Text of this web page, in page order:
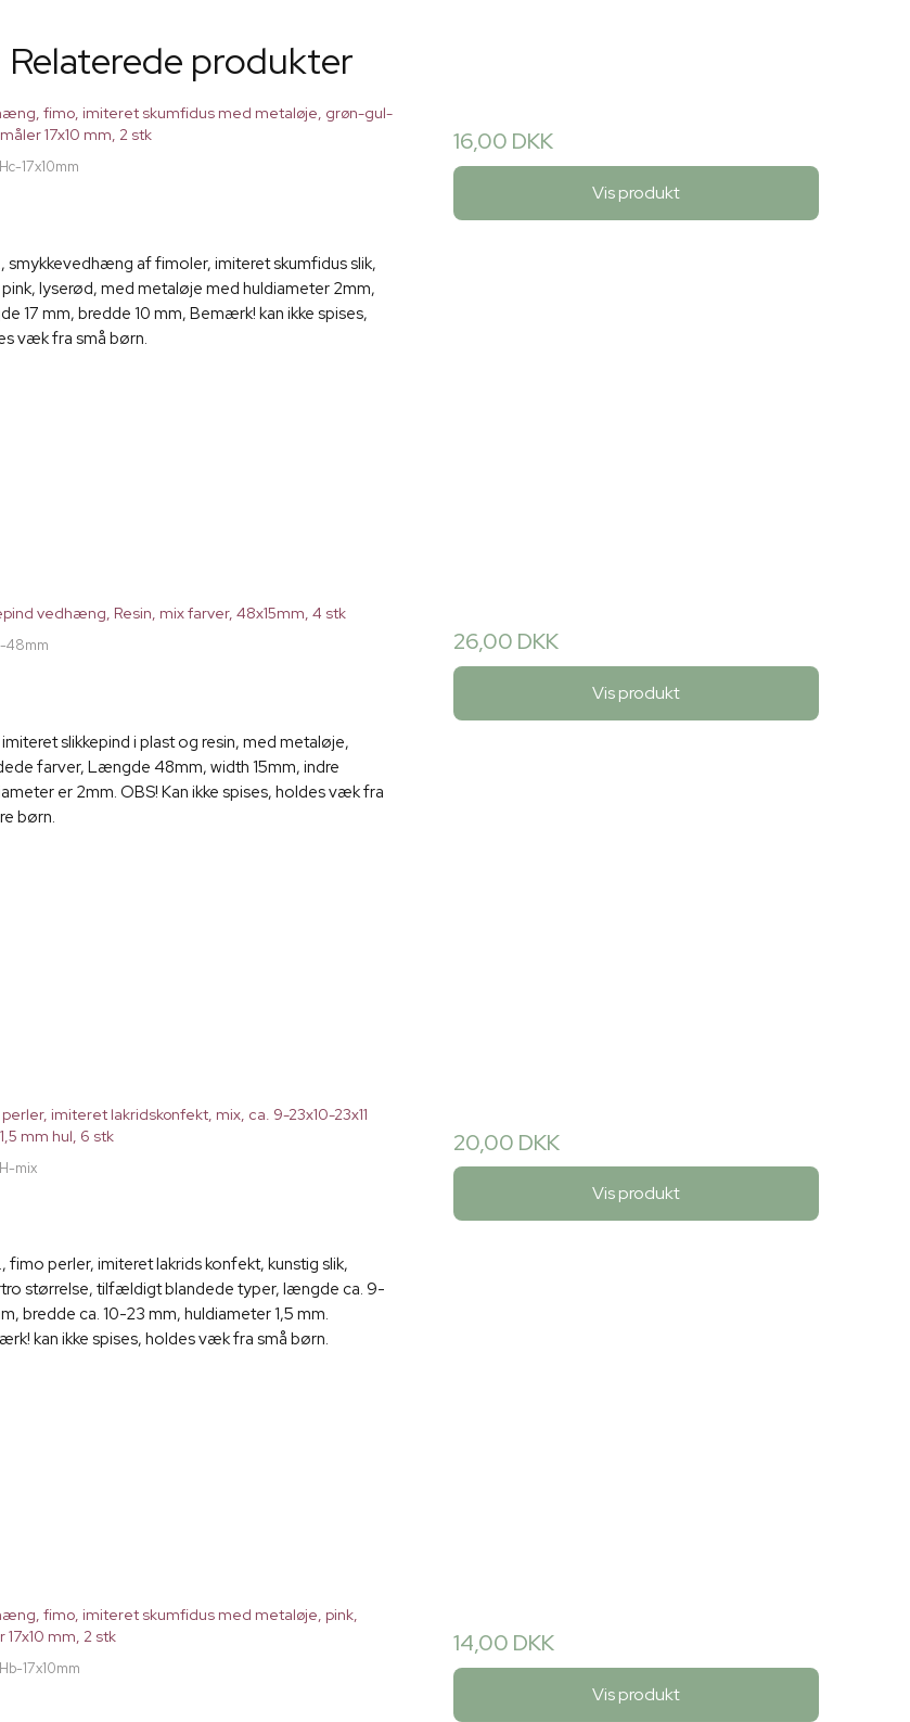
Relaterede produkter
fimo, imiteret skumfidus med metaløje, grøn-gul-
17x10 mm, 2 stk
17x10mm
smykkevedhæng af fimoler, imiteret skumfidus slik,
lyserød, med metaløje med huldiameter 2mm,
17 mm, bredde 10 mm, Bemærk! kan ikke spises,
væk fra små børn.
16,00 DKK
Vis produkt
vedhæng, Resin, mix farver, 48x15mm, 4 stk
48mm
slikkepind i plast og resin, med metaløje,
farver, Længde 48mm, width 15mm, indre
er 2mm. OBS! Kan ikke spises, holdes væk fra
børn.
26,00 DKK
Vis produkt
imiteret lakridskonfekt, mix, ca. 9-23x10-23x11
mm hul, 6 stk
mix
fimo perler, imiteret lakrids konfekt, kunstig slik,
størrelse, tilfældigt blandede typer, længde ca. 9-
bredde ca. 10-23 mm, huldiameter 1,5 mm.
kan ikke spises, holdes væk fra små børn.
20,00 DKK
Vis produkt
fimo, imiteret skumfidus med metaløje, pink,
17x10 mm, 2 stk
17x10mm
14,00 DKK
Vis produkt